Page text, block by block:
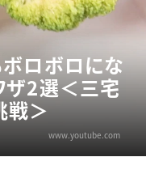
ボロボロにな
ザ2選＜三宅
戦＞
www.youtube.com